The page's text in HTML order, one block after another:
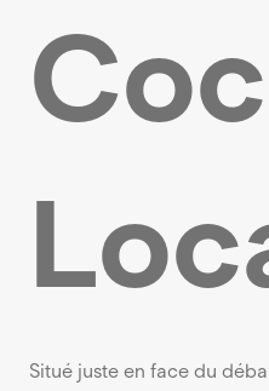
Situé juste en face du